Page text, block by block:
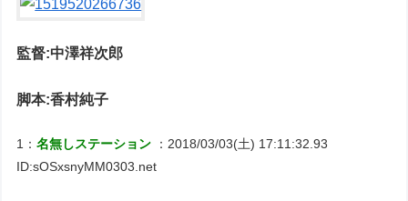
監督:中澤祥次郎
脚本:香村純子
1：名無しステーション
：2018/03/03(土) 17:11:32.93
ID:sOSxsnyMM0303.net